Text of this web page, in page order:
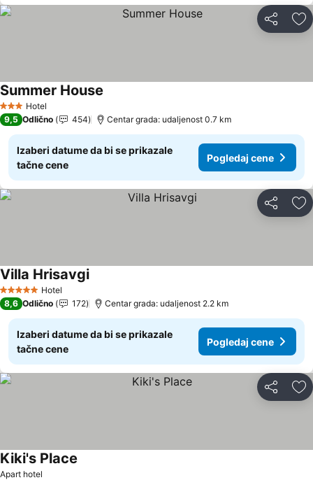
Deli
3 Zvezdice
Hotel
Summer House
9,5 Odlično 454 Centar grada: udaljenost 0.7 km
Izaberi datume da bi se prikazale
tačne cene
Pogledaj cene
Deli
5 ZvezdiceHotel
Villa HrisavgiPogledaj cene
8,6 Odlično 172 Centar grada: udaljenost 2.2 km
Izaberi datume da bi se prikazale
tačne cene
Pogledaj cene
Deli
Apart hotel
Kiki's Place